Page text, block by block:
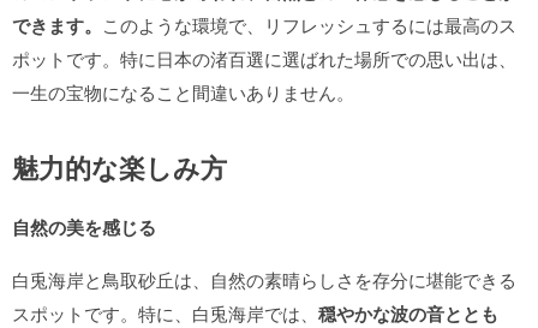
できます。 このような環境で、リフレッシュするには最高のス
ポットです。特に日本の渚百選に選ばれた場所での思い出は、
一生の宝物になること間違いありません。
魅力的な楽しみ方
自然の美を感じる
白兎海岸と鳥取砂丘は、自然の素晴らしさを存分に堪能できる
スポットです。特に、白兎海岸では、 穏やかな波の音ととも